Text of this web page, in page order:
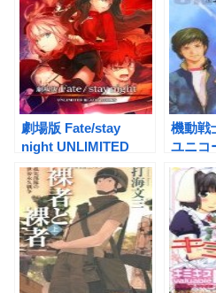
劇場版 Fate/stay
night UNLIMITED
BLADE WORKS
機動戦
ユニコ